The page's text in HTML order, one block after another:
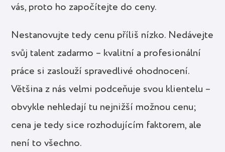
vás, proto ho započítejte do ceny.
Nestanovujte tedy cenu příliš nízko. Nedávejte
svůj talent zadarmo – kvalitní a profesionální
práce si zaslouží spravedlivé ohodnocení.
Většina z nás velmi podceňuje svou klientelu –
obvykle nehledají tu nejnižší možnou cenu;
cena je tedy sice rozhodujícím faktorem, ale
není to všechno.